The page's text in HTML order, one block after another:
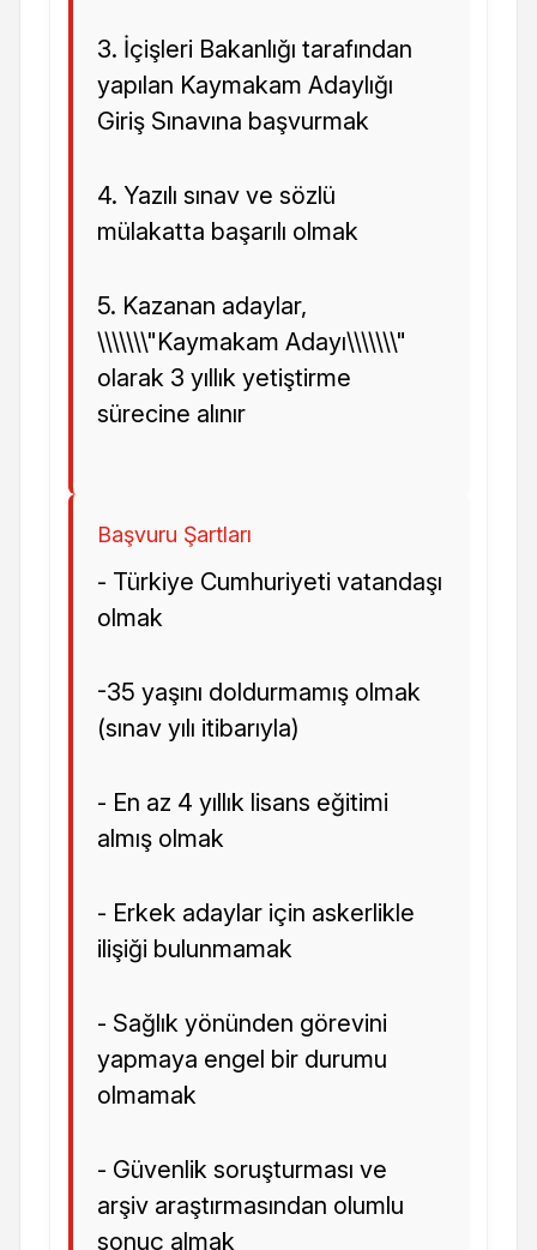
3. İçişleri Bakanlığı tarafından
yapılan Kaymakam Adaylığı
Giriş Sınavına başvurmak
4. Yazılı sınav ve sözlü
mülakatta başarılı olmak
5. Kazanan adaylar,
\\\\\\\"Kaymakam Adayı\\\\\\\"
olarak 3 yıllık yetiştirme
sürecine alınır
Başvuru Şartları
- Türkiye Cumhuriyeti vatandaşı
olmak
-35 yaşını doldurmamış olmak
(sınav yılı itibarıyla)
- En az 4 yıllık lisans eğitimi
almış olmak
- Erkek adaylar için askerlikle
ilişiği bulunmamak
- Sağlık yönünden görevini
yapmaya engel bir durumu
olmamak
- Güvenlik soruşturması ve
arşiv araştırmasından olumlu
sonuç almak